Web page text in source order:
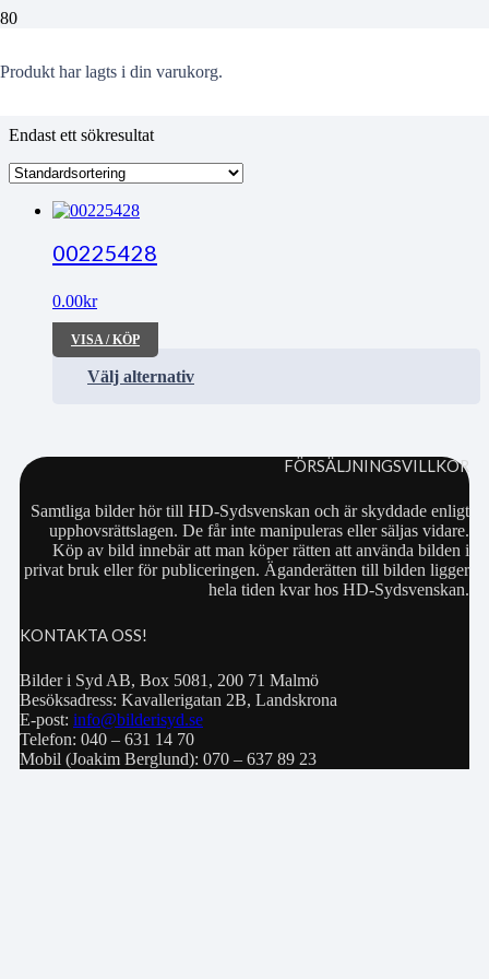
Produkt har lagts i din varukorg.
Anni-Frid
Endast ett sökresultat
00225428
0.00kr
VISA / KÖP
Välj alternativ
FÖRSÄLJNINGSVILLKOR
Samtliga bilder hör till HD-Sydsvenskan och är skyddade enligt
upphovsrättslagen. De får inte manipuleras eller säljas vidare.
Köp av bild innebär att man köper rätten att använda bilden i
privat bruk eller för publiceringen. Äganderätten till bilden ligger
hela tiden kvar hos HD-Sydsvenskan.
KONTAKTA OSS!
Bilder i Syd AB, Box 5081, 200 71 Malmö
Besöksadress: Kavallerigatan 2B, Landskrona
E-post: info@bilderisyd.se
Telefon: 040 – 631 14 70
Mobil (Joakim Berglund): 070 – 637 89 23